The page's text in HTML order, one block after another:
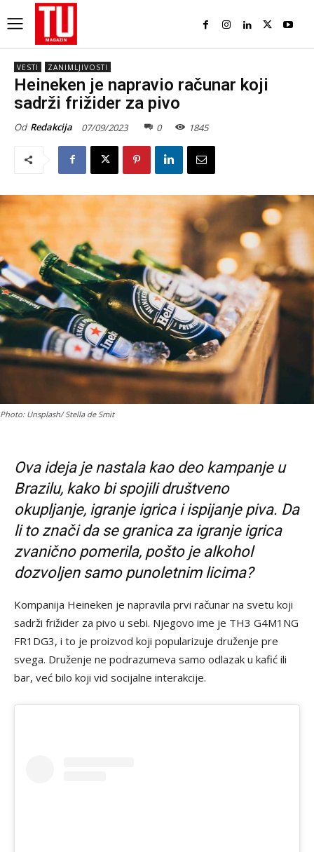
VESTI ZANIMLJIVOSTI
Heineken je napravio računar koji
sadrži frižider za pivo
Od Redakcija 07/09/2023 0 1845
Photo: Unsplash/ Stella de Smit
Ova ideja je nastala kao deo kampanje u
Brazilu, kako bi spojili društveno
okupljanje, igranje igrica i ispijanje piva. Da
li to znači da se granica za igranje igrica
zvanično pomerila, pošto je alkohol
dozvoljen samo punoletnim licima?
Kompanija Heineken je napravila prvi računar na svetu koji
sadrži frižider za pivo u sebi. Njegovo ime je TH3 G4M1NG
FR1DG3, i to je proizvod koji popularizuje druženje pre
svega. Druženje ne podrazumeva samo odlazak u kafić ili
bar, već bilo koji vid socijalne interakcije.